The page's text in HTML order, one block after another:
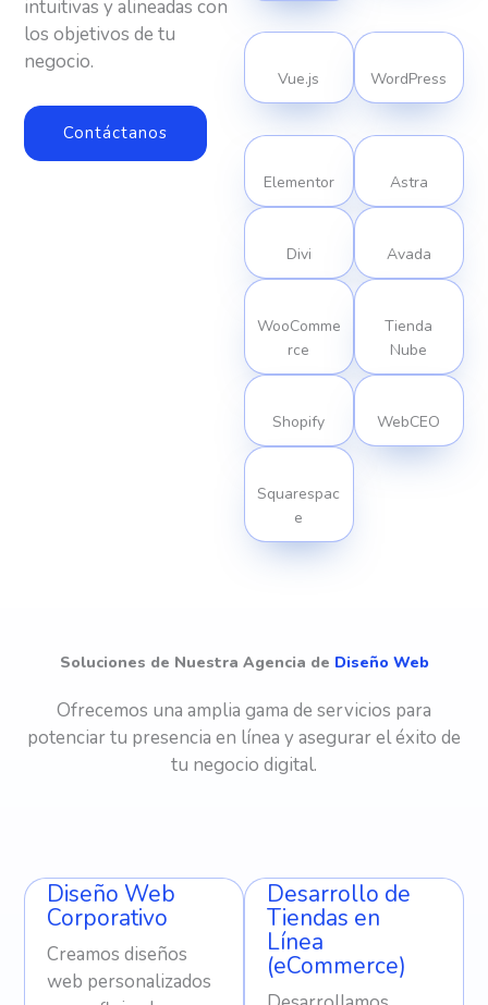
intuitivas y alineadas con
los objetivos de tu
negocio.
Contáctanos
Vue.js WordPress
Elementor Astra
Divi Avada
WooComme
rce
Tienda
Nube
Shopify WebCEO
Squarespac
e
Soluciones de Nuestra Agencia de Diseño Web
Ofrecemos una amplia gama de servicios para
potenciar tu presencia en línea y asegurar el éxito de
tu negocio digital.
Diseño Web
Corporativo
Creamos diseños
web personalizados
Desarrollo de
Tiendas en
Línea
(eCommerce)